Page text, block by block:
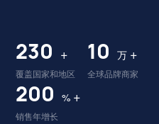
230 +
覆盖国家和地区
10 万 +
全球品牌商家
200 % +
销售年增长